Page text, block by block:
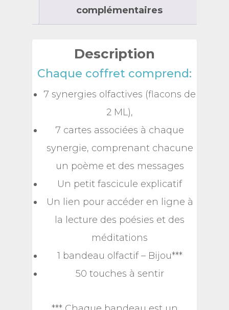
complémentaires
Description
Chaque coffret comprend:
7 synergies olfactives (flacons de
2 ML),
7 cartes associées à chaque
synergie, comprenant chacune
un poème et des messages
Un petit fascicule explicatif
Un lien pour accéder en ligne à
la lecture des poésies et des
méditations
1 bandeau olfactif – Bijou***
50 touches à sentir